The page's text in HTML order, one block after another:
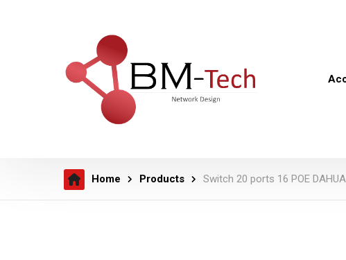
Home Products Switch 20 ports 16 POE